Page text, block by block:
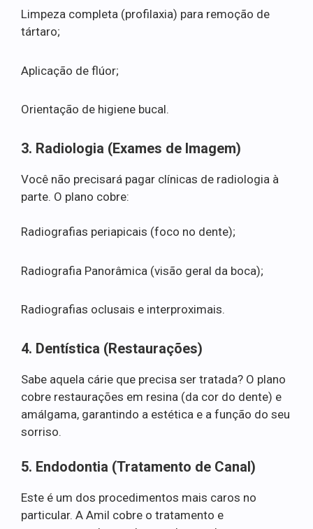
Limpeza completa (profilaxia) para remoção de
tártaro;
Aplicação de flúor;
Orientação de higiene bucal.
3. Radiologia (Exames de Imagem)
Você não precisará pagar clínicas de radiologia à
parte. O plano cobre:
Radiografias periapicais (foco no dente);
Radiografia Panorâmica (visão geral da boca);
Radiografias oclusais e interproximais.
4. Dentística (Restaurações)
Sabe aquela cárie que precisa ser tratada? O plano
cobre restaurações em resina (da cor do dente) e
amálgama, garantindo a estética e a função do seu
sorriso.
5. Endodontia (Tratamento de Canal)
Este é um dos procedimentos mais caros no
particular. A Amil cobre o tratamento e